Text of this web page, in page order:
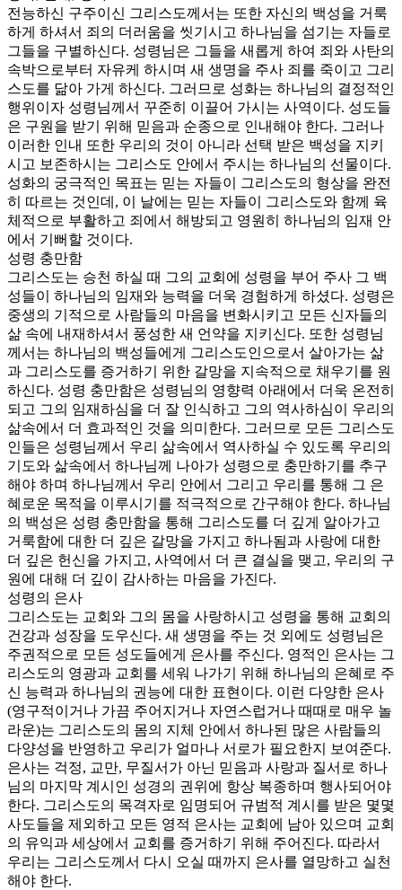
전능하신 구주이신 그리스도께서는 또한 자신의 백성을 거룩
하게 하셔서 죄의 더러움을 씻기시고 하나님을 섬기는 자들로
그들을 구별하신다. 성령님은 그들을 새롭게 하여 죄와 사탄의
속박으로부터 자유케 하시며 새 생명을 주사 죄를 죽이고 그리
스도를 닮아 가게 하신다. 그러므로 성화는 하나님의 결정적인
행위이자 성령님께서 꾸준히 이끌어 가시는 사역이다. 성도들
은 구원을 받기 위해 믿음과 순종으로 인내해야 한다. 그러나
이러한 인내 또한 우리의 것이 아니라 선택 받은 백성을 지키
시고 보존하시는 그리스도 안에서 주시는 하나님의 선물이다.
성화의 궁극적인 목표는 믿는 자들이 그리스도의 형상을 완전
히 따르는 것인데, 이 날에는 믿는 자들이 그리스도와 함께 육
체적으로 부활하고 죄에서 해방되고 영원히 하나님의 임재 안
에서 기뻐할 것이다.
성령 충만함
그리스도는 승천 하실 때 그의 교회에 성령을 부어 주사 그 백
성들이 하나님의 임재와 능력을 더욱 경험하게 하셨다. 성령은
중생의 기적으로 사람들의 마음을 변화시키고 모든 신자들의
삶 속에 내재하셔서 풍성한 새 언약을 지키신다. 또한 성령님
께서는 하나님의 백성들에게 그리스도인으로서 살아가는 삶
과 그리스도를 증거하기 위한 갈망을 지속적으로 채우기를 원
하신다. 성령 충만함은 성령님의 영향력 아래에서 더욱 온전히
되고 그의 임재하심을 더 잘 인식하고 그의 역사하심이 우리의
삶속에서 더 효과적인 것을 의미한다. 그러므로 모든 그리스도
인들은 성령님께서 우리 삶속에서 역사하실 수 있도록 우리의
기도와 삶속에서 하나님께 나아가 성령으로 충만하기를 추구
해야 하며 하나님께서 우리 안에서 그리고 우리를 통해 그 은
혜로운 목적을 이루시기를 적극적으로 간구해야 한다. 하나님
의 백성은 성령 충만함을 통해 그리스도를 더 깊게 알아가고
거룩함에 대한 더 깊은 갈망을 가지고 하나됨과 사랑에 대한
더 깊은 헌신을 가지고, 사역에서 더 큰 결실을 맺고, 우리의 구
원에 대해 더 깊이 감사하는 마음을 가진다.
성령의 은사
그리스도는 교회와 그의 몸을 사랑하시고 성령을 통해 교회의
건강과 성장을 도우신다. 새 생명을 주는 것 외에도 성령님은
주권적으로 모든 성도들에게 은사를 주신다. 영적인 은사는 그
리스도의 영광과 교회를 세워 나가기 위해 하나님의 은혜로 주
신 능력과 하나님의 권능에 대한 표현이다. 이런 다양한 은사
(영구적이거나 가끔 주어지거나 자연스럽거나 때때로 매우 놀
라운)는 그리스도의 몸의 지체 안에서 하나된 많은 사람들의
다양성을 반영하고 우리가 얼마나 서로가 필요한지 보여준다.
은사는 걱정, 교만, 무질서가 아닌 믿음과 사랑과 질서로 하나
님의 마지막 계시인 성경의 권위에 항상 복종하며 행사되어야
한다. 그리스도의 목격자로 임명되어 규범적 계시를 받은 몇몇
사도들을 제외하고 모든 영적 은사는 교회에 남아 있으며 교회
의 유익과 세상에서 교회를 증거하기 위해 주어진다. 따라서
우리는 그리스도께서 다시 오실 때까지 은사를 열망하고 실천
해야 한다.